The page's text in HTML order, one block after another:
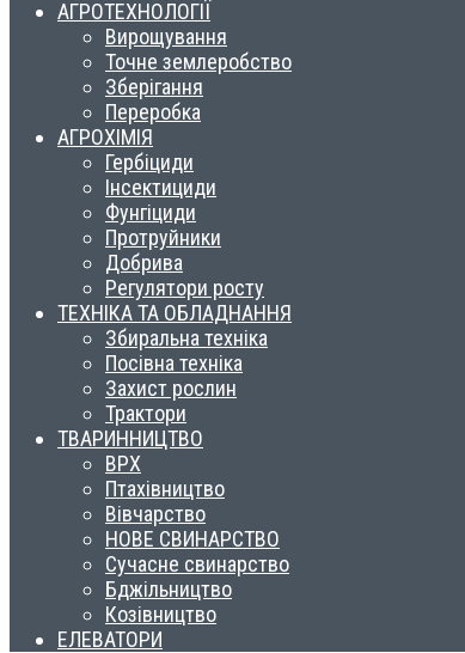
АГРОТЕХНОЛОГІЇ
Вирощування
Точне землеробство
Зберігання
Переробка
АГРОХІМІЯ
Гербіциди
Інсектициди
Фунгіциди
Протруйники
Добрива
Регулятори росту
ТЕХНІКА ТА ОБЛАДНАННЯ
Збиральна техніка
Посівна техніка
Захист рослин
Трактори
ТВАРИННИЦТВО
ВРХ
Птахівництво
Вівчарство
НОВЕ СВИНАРСТВО
Сучасне свинарство
Бджільництво
Козівництво
ЕЛЕВАТОРИ